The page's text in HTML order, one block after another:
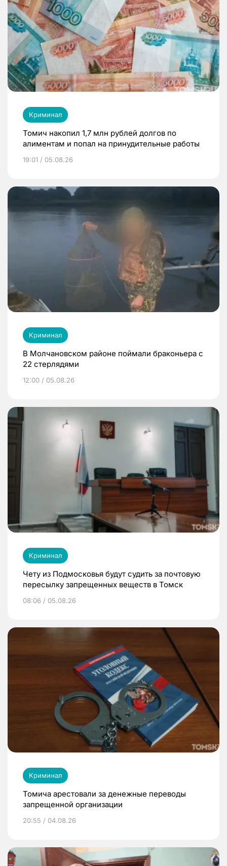
Криминал
Томич накопил 1,7 млн рублей долгов по
алиментам и попал на принудительные работы
19:01 / 05.08.26
Криминал
В Молчановском районе поймали браконьера с
22 стерлядями
12:00 / 05.08.26
Криминал
Чету из Подмосковья будут судить за почтовую
пересылку запрещенных веществ в Томск
08:06 / 05.08.26
Криминал
Томича арестовали за денежные переводы
запрещенной организации
20:55 / 04.08.26